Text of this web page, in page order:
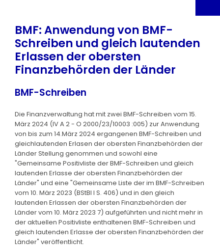
BMF: Anwendung von BMF-
Schreiben und gleich lautenden
Erlassen der obersten
Finanzbehörden der Länder
BMF-Schreiben
Die Finanzverwaltung hat mit zwei BMF-Schreiben vom 15.
März 2024 (IV A 2 - O 2000/23/10003 :005) zur Anwendung
von bis zum 14.März 2024 ergangenen BMF-Schreiben und
gleichlautenden Erlasen der obersten Finanzbehörden der
Länder Stellung genommen und sowohl eine
"Gemeinsame Positivliste der BMF-Schreiben und gleich
lautenden Erlasse der obersten Finanzbehörden der
Länder" und eine "Gemeinsame Liste der im BMF-Schreiben
vom 10. März 2023 (BStBl I S. 406) und in den gleich
lautenden Erlassen der obersten Finanzbehörden der
Länder vom 10. März 2023 7) aufgeführten und nicht mehr in
der aktuellen Positivliste enthaltenen BMF-Schreiben und
gleich lautenden Erlasse der obersten Finanzbehörden der
Länder" veröffentlicht.